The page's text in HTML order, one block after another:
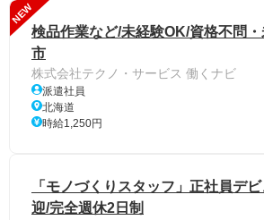
NEW
検品作業など/未経験OK/資格不問
市
株式会社テクノ・サービス 働くナビ
派遣社員
北海道
時給1,250円
「モノづくりスタッフ」正社員デ
迎/完全週休2日制